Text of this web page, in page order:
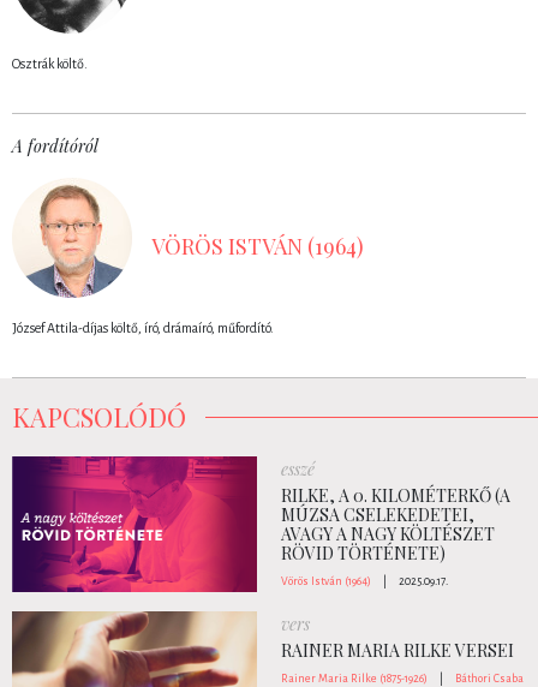
Osztrák költő.
A fordítóról
VÖRÖS ISTVÁN (1964)
József Attila-díjas költő, író, drámaíró, műfordító.
KAPCSOLÓDÓ
esszé
RILKE, A 0. KILOMÉTERKŐ (A
MÚZSA CSELEKEDETEI,
AVAGY A NAGY KÖLTÉSZET
RÖVID TÖRTÉNETE)
Vörös István (1964) 2025.09.17.
vers
RAINER MARIA RILKE VERSEI
Rainer Maria Rilke (1875-1926)
Báthori Csaba